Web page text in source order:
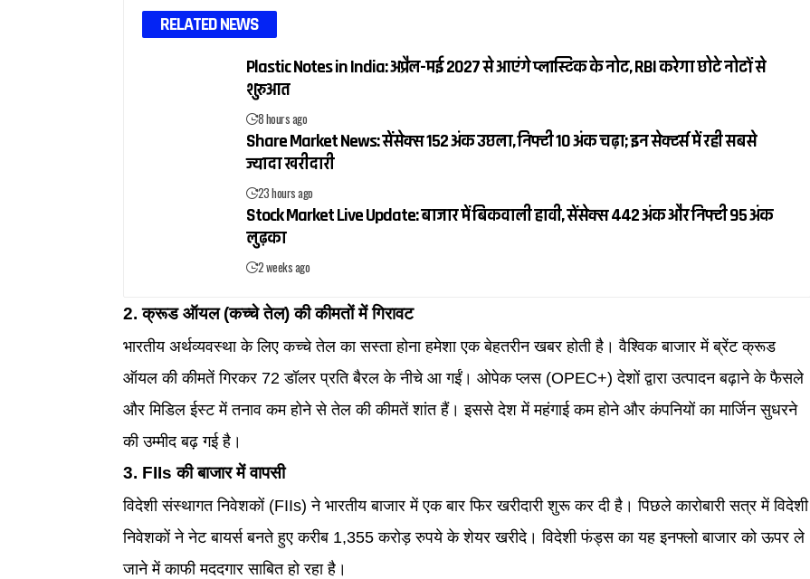
RELATED NEWS
Plastic Notes in India: अप्रैल-मई 2027 से आएंगे प्लास्टिक के नोट, RBI करेगा छोटे नोटों से
शुरुआत
8 hours ago
Share Market News: सेंसेक्स 152 अंक उछला, निफ्टी 10 अंक चढ़ा; इन सेक्टर्स में रही सबसे
ज्यादा खरीदारी
23 hours ago
Stock Market Live Update: बाजार में बिकवाली हावी, सेंसेक्स 442 अंक और निफ्टी 95 अंक
लुढ़का
2 weeks ago
2. क्रूड ऑयल (कच्चे तेल) की कीमतों में गिरावट
भारतीय अर्थव्यवस्था के लिए कच्चे तेल का सस्ता होना हमेशा एक बेहतरीन खबर होती है। वैश्विक बाजार में ब्रेंट क्रूड
ऑयल की कीमतें गिरकर 72 डॉलर प्रति बैरल के नीचे आ गईं। ओपेक प्लस (OPEC+) देशों द्वारा उत्पादन बढ़ाने के फैसले
और मिडिल ईस्ट में तनाव कम होने से तेल की कीमतें शांत हैं। इससे देश में महंगाई कम होने और कंपनियों का मार्जिन सुधरने
की उम्मीद बढ़ गई है।
3. FIIs की बाजार में वापसी
विदेशी संस्थागत निवेशकों (FIIs) ने भारतीय बाजार में एक बार फिर खरीदारी शुरू कर दी है। पिछले कारोबारी सत्र में विदेशी
निवेशकों ने नेट बायर्स बनते हुए करीब 1,355 करोड़ रुपये के शेयर खरीदे। विदेशी फंड्स का यह इनफ्लो बाजार को ऊपर ले
जाने में काफी मददगार साबित हो रहा है।